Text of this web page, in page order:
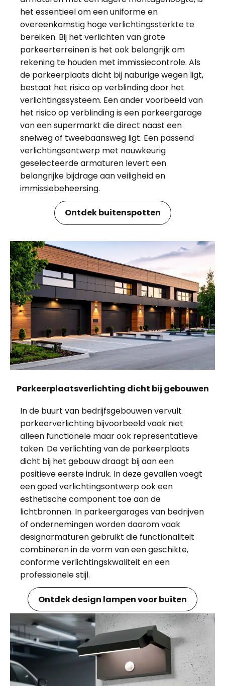
het essentieel om een uniforme en
overeenkomstig hoge verlichtingssterkte te
bereiken. Bij het verlichten van grote
parkeerterreinen is het ook belangrijk om
rekening te houden met immissiecontrole. Als
de parkeerplaats dicht bij naburige wegen ligt,
bestaat het risico op verblinding door het
verlichtingssysteem. Een ander voorbeeld van
het risico op verblinding is een parkeergarage
van een supermarkt die direct naast een
snelweg of tweebaansweg ligt. Een passend
verlichtingsontwerp met nauwkeurig
geselecteerde armaturen levert een
belangrijke bijdrage aan veiligheid en
immissiebeheersing.
Ontdek buitenspotten
Parkeerplaatsverlichting dicht bij gebouwen
In de buurt van bedrijfsgebouwen vervult
parkeerverlichting bijvoorbeeld vaak niet
alleen functionele maar ook representatieve
taken. De verlichting van de parkeerplaats
dicht bij het gebouw draagt bij aan een
positieve eerste indruk. In deze gevallen voegt
een goed verlichtingsontwerp ook een
esthetische component toe aan de
lichtbronnen. In parkeergarages van bedrijven
of ondernemingen worden daarom vaak
designarmaturen gebruikt die functionaliteit
combineren in de vorm van een geschikte,
conforme verlichtingskwaliteit en een
professionele stijl.
Ontdek design lampen voor buiten